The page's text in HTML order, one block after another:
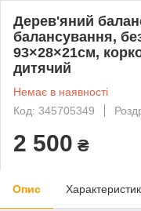
Дерев'яний
балансування,
93×28×21см,
дитячий
Немає в наявності
Код: 345705349
2 500 ₴
Опис